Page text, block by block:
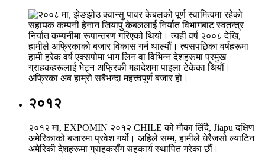
२०१२
२०१२ मा, EXPOMIN २०१२ CHILE को मौका लिँदै, Jiapu दक्षिण
अमेरिकाको बजारमा प्रवेश गर्यो। अहिले सम्म, हामीले धेरैजसो ल्याटिन
अमेरिकी देशहरूमा ग्राहकसँग सहकार्य स्थापित गरेका छौं।